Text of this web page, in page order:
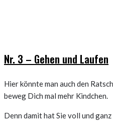
Nr. 3 – Gehen und Laufen
Hier könnte man auch den
beweg Dich mal mehr Kindchen.
Denn damit hat Sie voll und